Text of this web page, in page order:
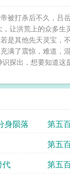
被打杀后不久，
让洪荒上的众多
是其他先天灵宝
满了震惊，难道
探出，想要知道
身陨落 第五
第五
代 第五